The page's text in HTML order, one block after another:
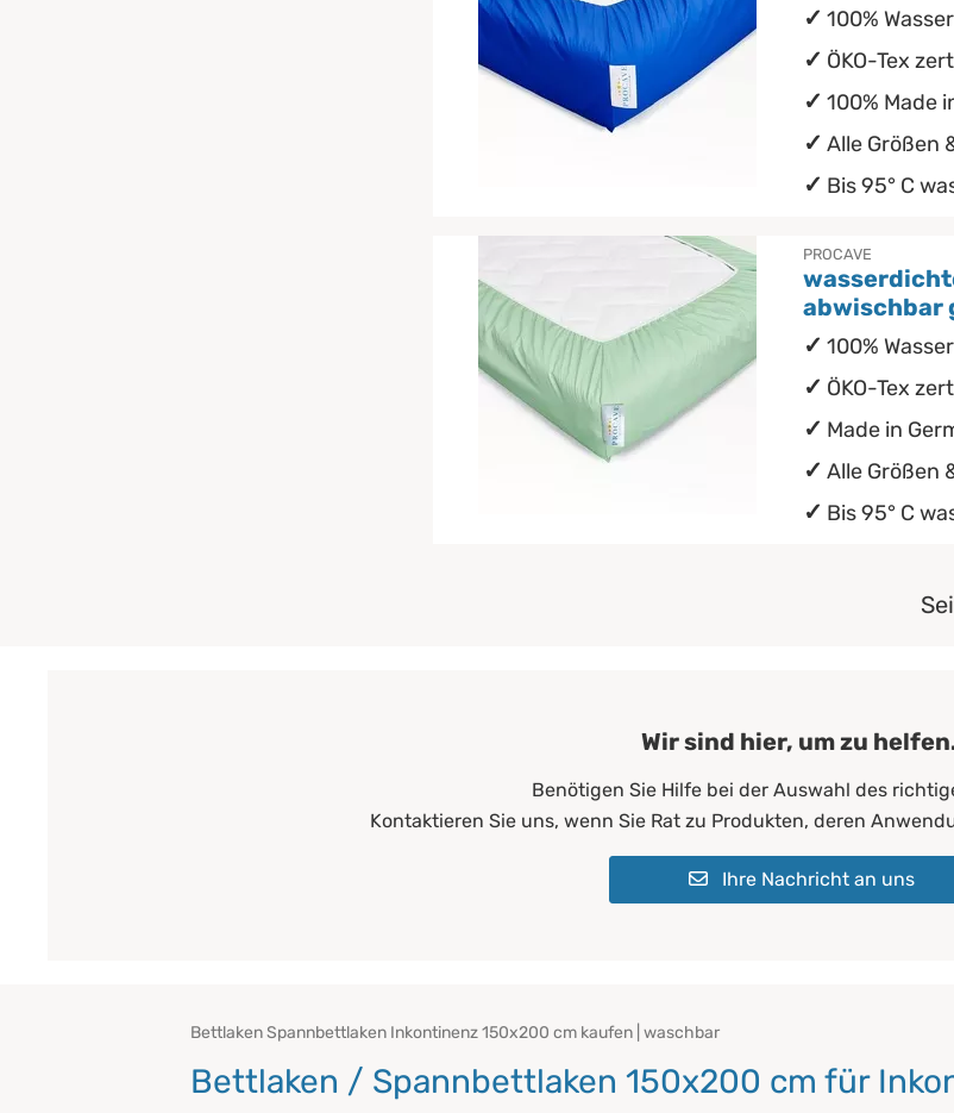
100%
ÖKO-Tex
100% Made
Alle Größen
Bis 95° C
PROCAVE
abwischbar
100%
ÖKO-Tex
Made in
Alle Größen
Bis 95° C
Wir sind hier, um zu
Benötigen Sie Hilfe bei der Auswahl des
Kontaktieren Sie uns, wenn Sie Rat zu Produkten, deren
Ihre Nachricht an uns
Bettlaken Spannbettlaken Inkontinenz 150x200 cm kaufen | waschbar
Bettlaken / Spannbettlaken 150x200 cm für